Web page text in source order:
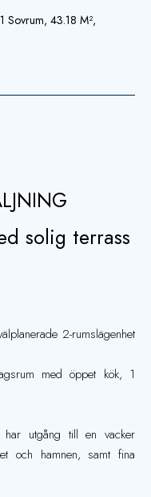
Sovrum, 43.18 M²,
solig terrass
2-rumslägenhet
med öppet kök, 1
har utgång till en vacker
och hamnen, samt fina